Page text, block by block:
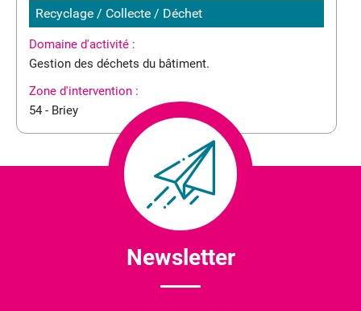
Recyclage / Collecte / Déchet
Domaine d'activité :
Gestion des déchets du bâtiment.
Zone d'intervention :
54 - Briey
Newsletter